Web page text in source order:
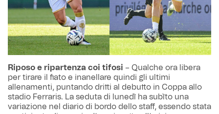
Riposo e ripartenza coi tifosi – Qualche ora libera
per tirare il fiato e inanellare quindi gli ultimi
allenamenti, puntando dritti al debutto in Coppa allo
stadio Ferraris. La seduta di lunedì ha subìto una
variazione nel diario di bordo dello staff, essendo stata